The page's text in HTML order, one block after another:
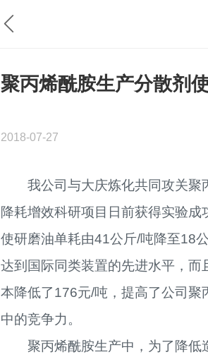
聚丙烯酰胺生产分散剂
2018-07-27
我公司与大庆炼化共同攻关聚
降耗增效科研项目日前获得实验成
使研磨油单耗由41公斤/吨降至18
达到国际同类装置的先进水平，而
本降低了176元/吨，提高了公司聚
中的竞争力。
聚丙烯酰胺生产中，为了降低